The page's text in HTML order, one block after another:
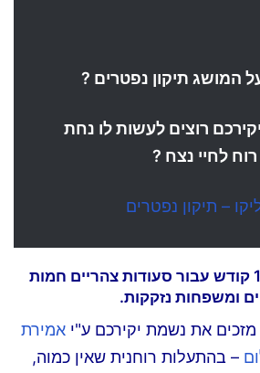
המושג תיקון נפטרים ?
רוצים לעשות לו נחת
רוח לחיי נצח ?
– תיקון נפטרים
כל ההכנסות 100% קודש עבור סעודות צהריים חמות
ומשפחות נזקקות.
את נשמת יקירכם ע"י אמירת
– בהתעלות רוחנית שאין כמוה,